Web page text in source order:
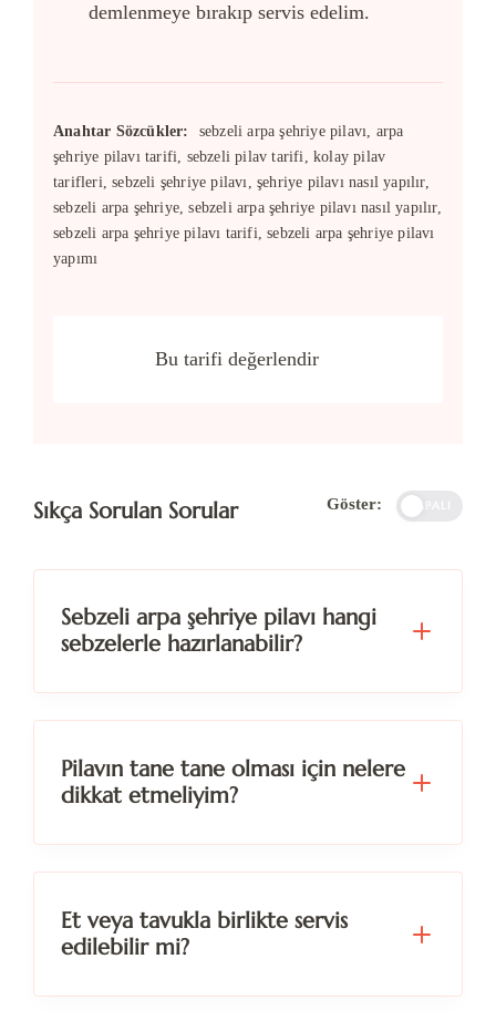
demlenmeye bırakıp servis edelim.
Anahtar Sözcükler:
sebzeli arpa şehriye pilavı, arpa
şehriye pilavı tarifi, sebzeli pilav tarifi, kolay pilav
tarifleri, sebzeli şehriye pilavı, şehriye pilavı nasıl yapılır,
sebzeli arpa şehriye, sebzeli arpa şehriye pilavı nasıl yapılır,
sebzeli arpa şehriye pilavı tarifi, sebzeli arpa şehriye pilavı
yapımı
Bu tarifi değerlendir
Sıkça Sorulan Sorular Göster: KAPALI
Sebzeli arpa şehriye pilavı hangi
sebzelerle hazırlanabilir?
Pilavın tane tane olması için nelere
dikkat etmeliyim?
Et veya tavukla birlikte servis
edilebilir mi?